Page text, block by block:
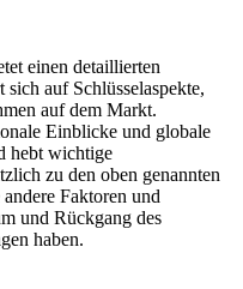
einen detaillierten
auf Schlüsselaspekte,
auf dem Markt.
Einblicke und globale
hebt wichtige
zu den oben genannten
Faktoren und
und Rückgang des
haben.